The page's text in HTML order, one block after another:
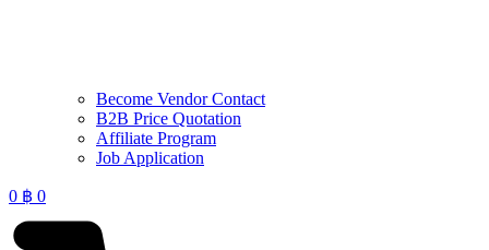
Become Vendor Contact
B2B Price Quotation
Affiliate Program
Job Application
0 ฿ 0